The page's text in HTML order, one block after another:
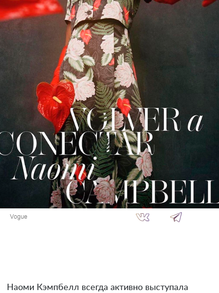
Vogue
Наоми Кэмпбелл всегда активно выступала